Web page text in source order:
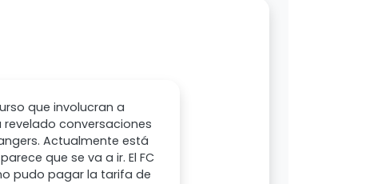
que involucran a
revelado conversaciones
Actualmente está
que se va a ir. El FC
pudo pagar la tarifa de